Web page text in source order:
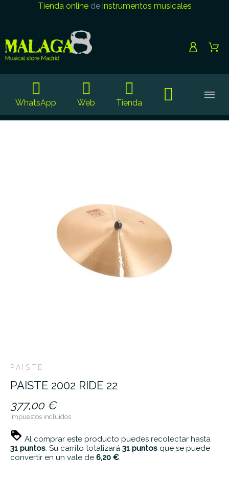
Tienda onlinede instrumentos musicales
WhatsApp Web Tienda
PAISTE
PAISTE 2002 RIDE 22
377,00 €
Impuestos incluidos
Al comprar este producto puedes recolectar hasta
31 puntos. Su carrito totalizará 31 puntos que se puede
convertir en un vale de 6,20 €.